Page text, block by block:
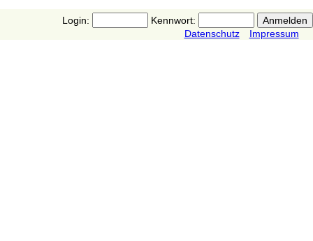
Login:
Kennwort:
Datenschutz
Impressum